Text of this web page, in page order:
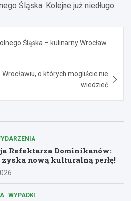
Śląska. Kolejne już niedługo.
Śląska – kulinarny Wrocław
o których mogliście nie
wiedzieć
Refektarza Dominikanów:
zyska nową kulturalną perłę!
WYPADKI